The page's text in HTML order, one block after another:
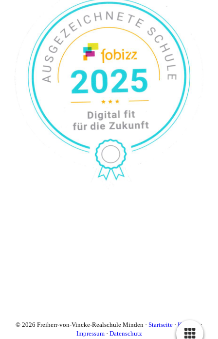
© 2026 Freiherr-von-Vincke-Realschule Minden · Startseite · Kontakt·
Impressum· Datenschutz